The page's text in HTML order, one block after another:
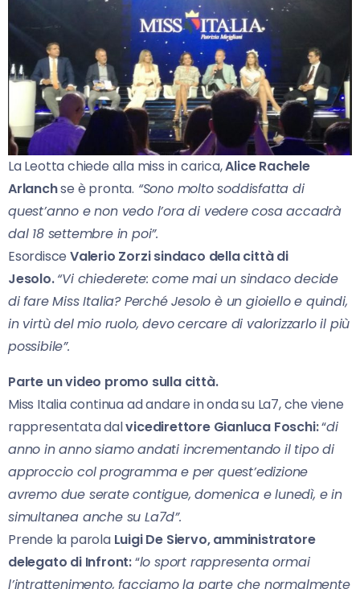
La Leotta chiede alla miss in carica,Alice Rachele
Arlanchse è pronta. “Sono molto soddisfatta di
quest’anno e non vedo l’ora di vedere cosa accadrà
dal 18 settembre in poi”.
Esordisce Valerio Zorzi sindaco della città di
Jesolo.“Vi chiederete: come mai un sindaco decide
di fare Miss Italia? Perché Jesolo è un gioiello e quindi,
in virtù del mio ruolo, devo cercare di valorizzarlo il più
possibile”.
Parte un video promo sulla città.
Miss Italia continua ad andare in onda su La7, che viene
rappresentata dalvicedirettore Gianluca Foschi:“di
anno in anno siamo andati incrementando il tipo di
approccio col programma e per quest’edizione
avremo due serate contigue, domenica e lunedì, e in
simultanea anche su La7d”.
Prende la parolaLuigi De Siervo, amministratore
delegato di Infront:“lo sport rappresenta ormai
l’intrattenimento, facciamo la parte che normalmente